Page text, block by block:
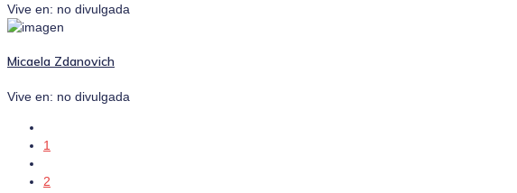
Vive en: no divulgada
Micaela Zdanovich
Vive en: no divulgada
1
2